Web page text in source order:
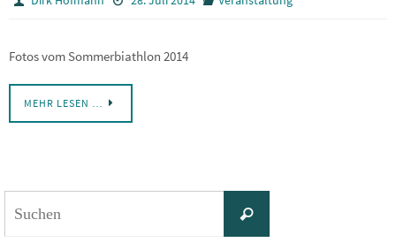
Fotos vom Sommerbiathlon 2014
MEHR LESEN …
Suchen